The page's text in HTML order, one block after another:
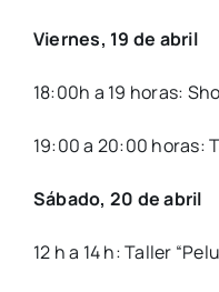
Vier­nes, 19 de abril
18:00h a 19 horas:
19:00 a 20:00 horas:
Sába­do, 20 de abril
12 h a 14 h: Taller